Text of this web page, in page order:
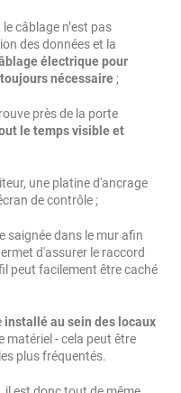
câblage n’est pas
des données et la
électrique pour
nécessaire ;
près de la porte
le temps visible et
une platine d'ancrage
de contrôle ;
saignée dans le mur afin
d'assurer le raccord
peut facilement être caché
installé au sein des locaux
matériel - cela peut être
plus fréquentés.